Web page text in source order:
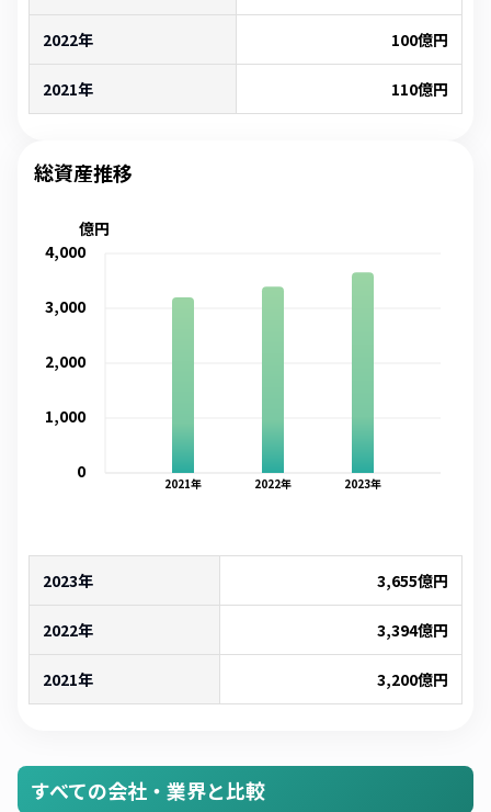
2022年 100億円
2021年 110億円
総資産推移
2021年 2022年 2023年
0
1,000
2,000
3,000
4,000
億円
2023年 3,655億円
2022年 3,394億円
2021年 3,200億円
すべての会社・業界と比較